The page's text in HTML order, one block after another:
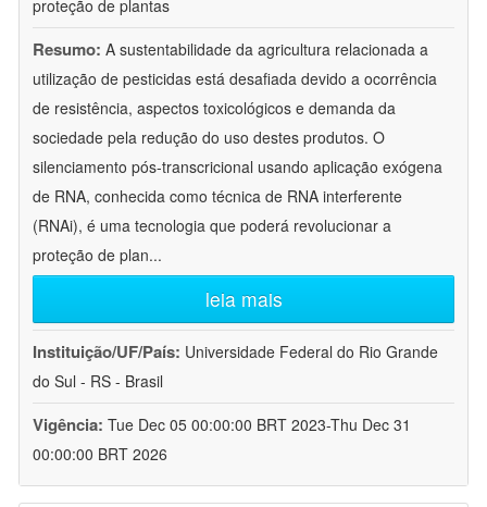
proteção de plantas
Resumo: A sustentabilidade da agricultura relacionada a
utilização de pesticidas está desafiada devido a ocorrência
de resistência, aspectos toxicológicos e demanda da
sociedade pela redução do uso destes produtos. O
silenciamento pós-transcricional usando aplicação exógena
de RNA, conhecida como técnica de RNA interferente
(RNAi), é uma tecnologia que poderá revolucionar a
proteção de plan...
leia mais
Instituição/UF/País: Universidade Federal do Rio Grande
do Sul - RS - Brasil
Vigência: Tue Dec 05 00:00:00 BRT 2023-Thu Dec 31
00:00:00 BRT 2026